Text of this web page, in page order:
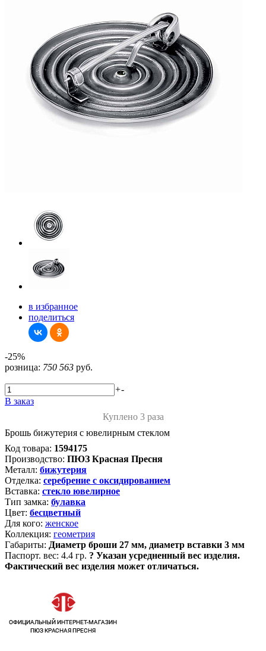
в избранное
поделиться
-25%
розница: 750 563 руб.
+-
В заказ
Куплено 3 раза
Брошь бижутерия с ювелирным стеклом
Код товара: 1594175
Производство: ПЮЗ Красная Пресня
Металл: бижутерия
Отделка: серебрение с оксидированием
Вставка: стекло ювелирное
Тип замка: булавка
Цвет: бесцветный
Для кого: женское
Коллекция: геометрия
Габариты: Диаметр броши 27 мм, диаметр вставки 3 мм
Паспорт. вес: 4.4 гр. ? Указан усредненный вес изделия.
Фактический вес изделия может отличаться.